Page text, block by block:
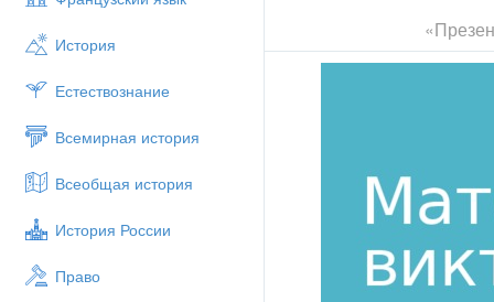
История
Естествознание
Всемирная история
Всеобщая история
История России
Право
Вопрос
процент составляет белый
Книга стоит 20 рублей и еще